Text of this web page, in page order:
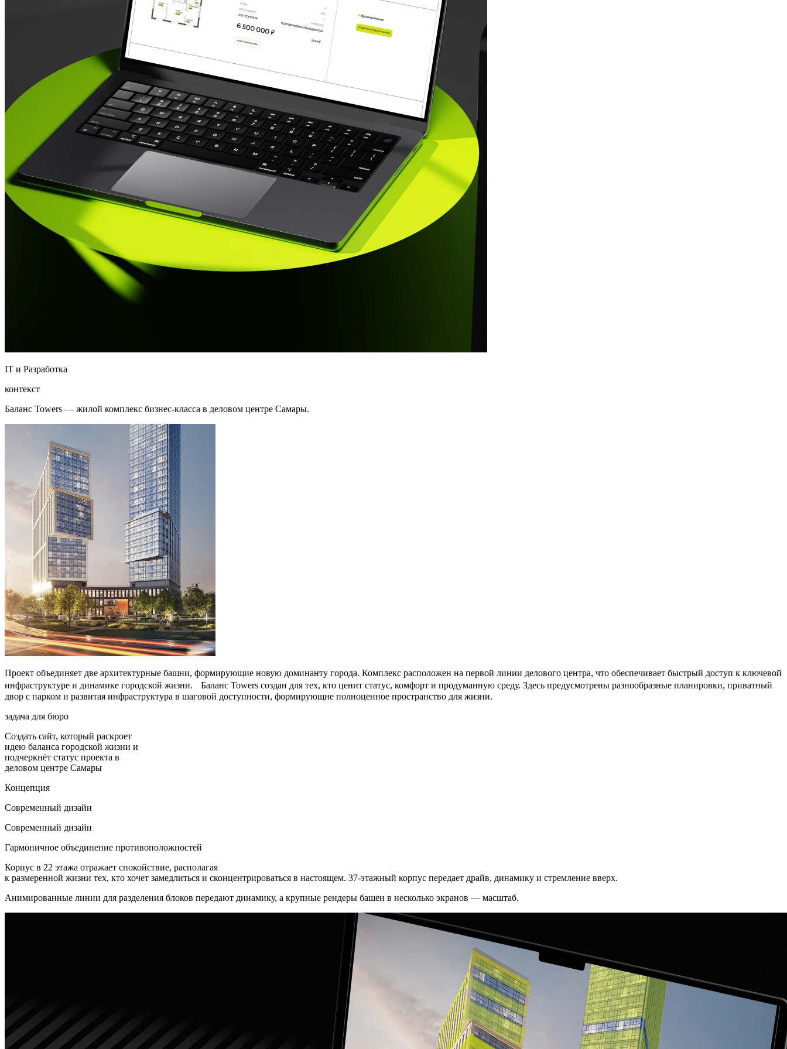
IT и Разработка
контекст
Баланс Towers — жилой комплекс бизнес-класса в деловом центре Самары.
Проект объединяет две архитектурные башни, формирующие новую доминанту города. Комплекс расположен на первой линии делового центра, что обеспечивает быстрый доступ к ключевой
инфраструктуре и динамике городской жизни. Баланс Towers создан для тех, кто ценит статус, комфорт и продуманную среду. Здесь предусмотрены разнообразные планировки, приватный
двор с парком и развитая инфраструктура в шаговой доступности, формирующие полноценное пространство для жизни.
задача для бюро
Создать сайт, который раскроет
идею баланса городской жизни и
подчеркнёт статус проекта в
деловом центре Самары
Концепция
Современный дизайн
Современный дизайн
Гармоничное объединение противоположностей
Корпус в 22 этажа отражает спокойствие, располагая
к размеренной жизни тех, кто хочет замедлиться и сконцентрироваться в настоящем. 37-этажный корпус передает драйв, динамику и стремление вверх.
Анимированные линии для разделения блоков передают динамику, а крупные рендеры башен в несколько экранов — масштаб.